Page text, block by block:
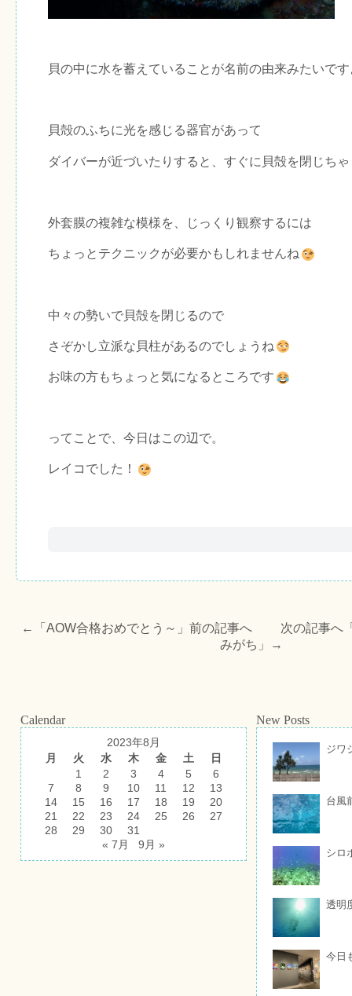
貝の中に水を蓄えていることが名前の由来みたいで
貝殻のふちに光を感じる器官があって
ダイバーが近づいたりすると、すぐに貝殻を閉じち
外套膜の複雑な模様を、じっくり観察するには
ちょっとテクニックが必要かもしれませんね
中々の勢いで貝殻を閉じるので
さぞかし立派な貝柱があるのでしょうね
お味の方もちょっと気になるところです
ってことで、今日はこの辺で。
レイコでした！
←「 AOW合格おめでとう～ 」前の記事へ 次の記事へ
みがち 」→
Calendar
2023年8月
月
火 水 木 金 土
日
1
2 3 4 5
6
7
8 9 10 11 12
13
14
15 16 17 18 19
20
21
22 23 24 25 26
27
28
29 30
31
« 7月
9月 »
New Posts
ジワ
台風
シロ
透明
今日